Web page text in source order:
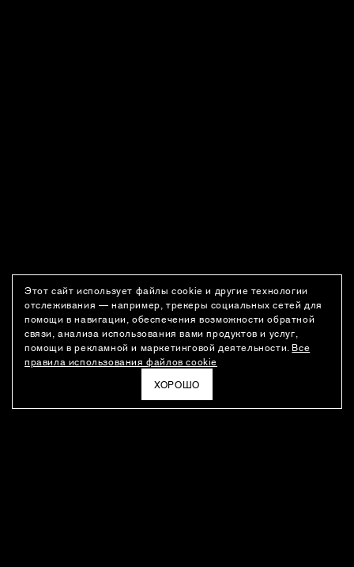
Этот сайт использует файлы cookie и другие технологии
отслеживания — например, трекеры социальных сетей для
помощи в навигации, обеспечения возможности обратной
связи, анализа использования вами продуктов и услуг,
помощи в рекламной и маркетинговой деятельности. Все
правила использования файлов cookie
ХОРОШО